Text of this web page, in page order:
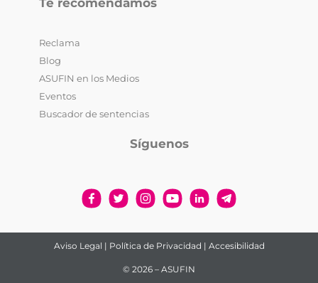
Reclama
Blog
ASUFIN en los Medios
Eventos
Buscador de sentencias
Síguenos
Aviso Legal | Política de Privacidad | Accesibilidad
© 2026 – ASUFIN